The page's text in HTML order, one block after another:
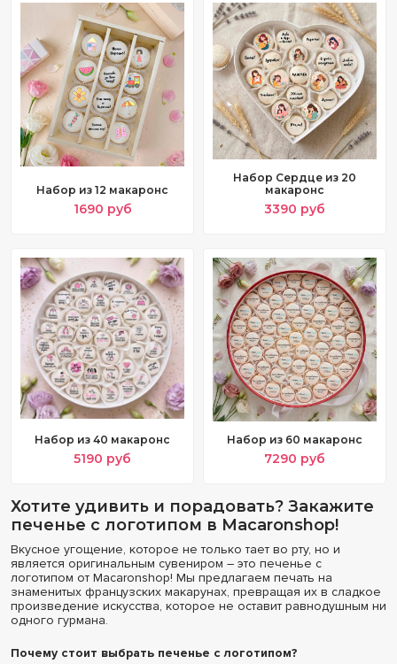
Набор из 12 макаронc
1690 руб
Набор Сердце из 20
макаронс
3390 руб
Набор из 40 макаронс
5190 руб
Набор из 60 макаронс
7290 руб
Хотите удивить и порадовать? Закажите
печенье с логотипом в Macaronshop!
Вкусное угощение, которое не только тает во рту, но и
является оригинальным сувениром – это печенье с
логотипом от Macaronshop! Мы предлагаем печать на
знаменитых французских макарунах, превращая их в сладкое
произведение искусства, которое не оставит равнодушным ни
одного гурмана.
Почему стоит выбрать печенье с логотипом?